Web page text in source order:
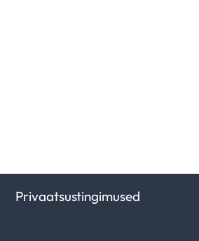
Privaatsustingimused